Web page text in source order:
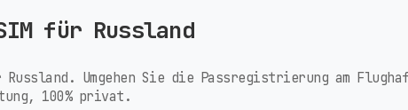
für Russland
Umgehen Sie die Passregistrierung am
100% privat.